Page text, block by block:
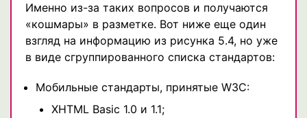
Именно из-за таких вопросов и получаются
«кошмары» в разметке. Вот ниже еще один
взгляд на информацию из рисунка 5.4, но уже
в виде сгруппированного списка стандартов:
Мобильные стандарты, принятые W3C:
XHTML Basic 1.0 и 1.1;